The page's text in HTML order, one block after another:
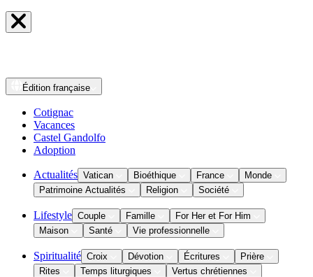
Édition française
Cotignac
Vacances
Castel Gandolfo
Adoption
Actualités Vatican Bioéthique France
Monde
Patrimoine Actualités
Religion Société
Lifestyle Couple Famille
For Her et For Him
Maison
Santé Vie professionnelle
Spiritualité Croix Dévotion Écritures
Prière
Rites
Temps liturgiques Vertus chrétiennes